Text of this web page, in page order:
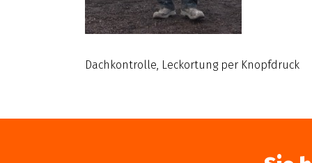
Dachkontrolle, Leckortung per Knopfdruck